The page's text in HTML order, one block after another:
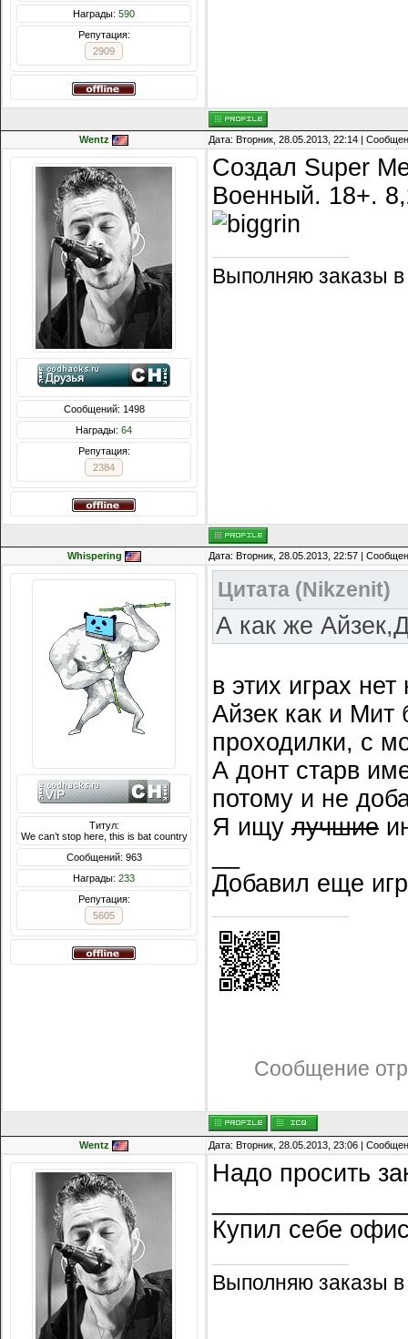
Награды: 590
Репутация:
2909
Wentz Дата: Вторник, 28.05.2013, 22:14 |
Сообщений: 1498
Награды: 64
Репутация:
2384
Создал Super
Военный. 18+.
Выполняю заказы
Whispering Дата: Вторник, 28.05.2013, 22:57 |
Титул:
We can’t stop here, this is bat country
Сообщений: 963
Награды: 233
Репутация:
5605
Цитата (Nikzenit)
А как же
в этих играх
Айзек как и Мит
проходилки, с
А донт старв
потому и не
Я ищу лучшие
Добавил еще
Сообщение
Wentz Дата: Вторник, 28.05.2013, 23:06 |
Надо просить
Купил себе
Выполняю заказы